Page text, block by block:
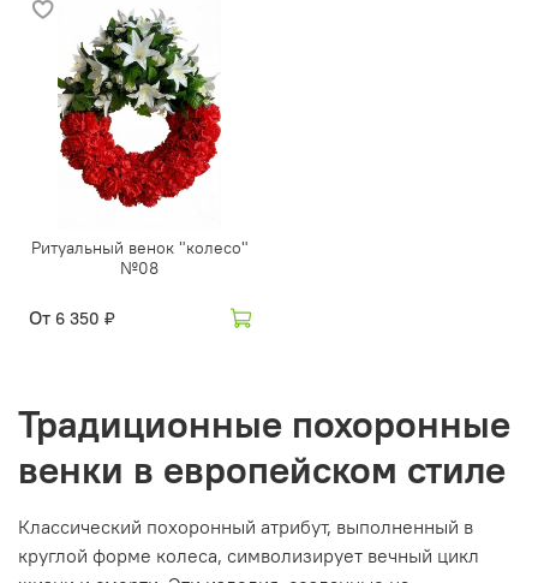
Ритуальный венок "колесо"
№08
От 6 350 ₽
Традиционные похоронные
венки в европейском стиле
Классический похоронный атрибут, выполненный в
круглой форме колеса, символизирует вечный цикл